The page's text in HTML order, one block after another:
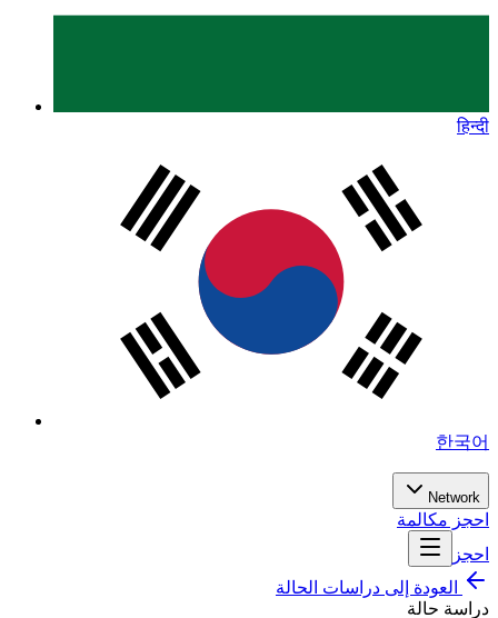
हिन्दी
한국어
Network
احجز مكالمة
احجز
العودة إلى دراسات الحالة
دراسة حالة